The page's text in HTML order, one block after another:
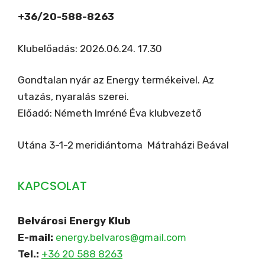
+36/20-588-8263
Klubelőadás: 2026.06.24. 17.30
Gondtalan nyár az Energy termékeivel. Az
utazás, nyaralás szerei.
Előadó: Németh Imréné Éva klubvezető
Utána 3-1-2 meridiántorna Mátraházi Beával
KAPCSOLAT
Belvárosi Energy Klub
E-mail: energy.belvaros@gmail.com
Tel.: +36 20 588 8263